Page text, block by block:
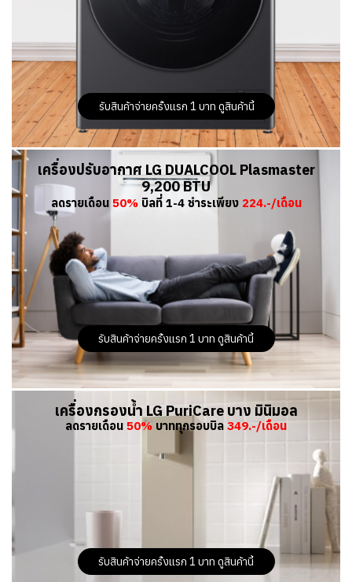
รับสินค้าจ่ายครั้งแรก 1 บาท ดูสินค้านี้
เครื่องปรับอากาศ LG DUALCOOL Plasmaster
9,200 BTU
ลดรายเดือน 50%บิลที่ 1-4 ชำระเพียง 224.-/เดือน
รับสินค้าจ่ายครั้งแรก 1 บาท ดูสินค้านี้
เครื่องกรองน้ำ LG PuriCare บาง มินิมอล
ลดรายเดือน 50% บาททุกรอบบิล 349.-/เดือน
รับสินค้าจ่ายครั้งแรก 1 บาท ดูสินค้านี้